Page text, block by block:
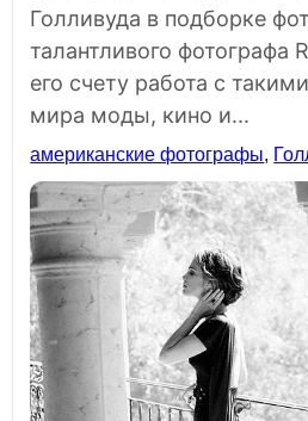
Голливуда в подборке
талантливого фотографа
его счету работа с
мира моды, кино и...
американские фотографы,